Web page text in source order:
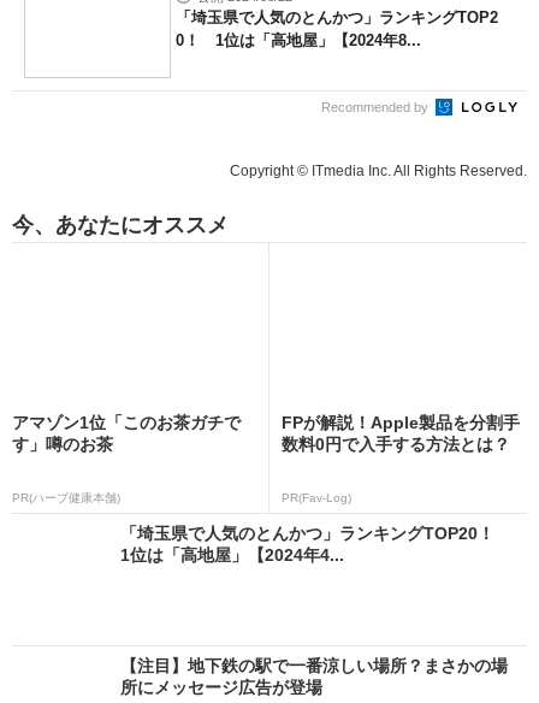
「埼玉県で人気のとんかつ」ランキングTOP2
0！ 1位は「高地屋」【2024年8...
Recommended by
Copyright © ITmedia Inc. All Rights Reserved.
今、あなたにオススメ
アマゾン1位「このお茶ガチで
す」噂のお茶
PR(ハーブ健康本舗)
FPが解説！Apple製品を分割手
数料0円で入手する方法とは？
PR(Fav-Log)
「埼玉県で人気のとんかつ」ランキングTOP20！
1位は「高地屋」【2024年4...
【注目】地下鉄の駅で一番涼しい場所？まさかの場
所にメッセージ広告が登場